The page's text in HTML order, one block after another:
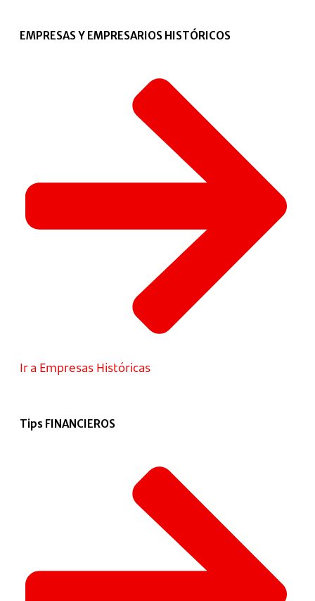
EMPRESAS Y EMPRESARIOS HISTÓRICOS
Ir a Empresas Históricas
Tips FINANCIEROS